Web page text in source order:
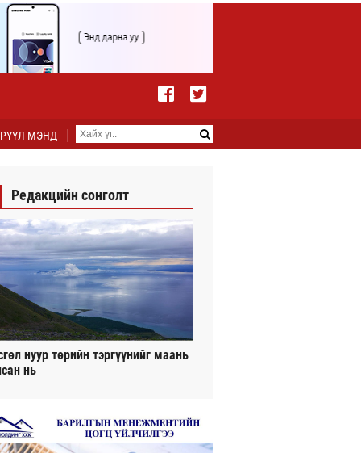
МЭНД
Редакцийн сонголт
нуур төрийн тэргүүнийг маань
нь